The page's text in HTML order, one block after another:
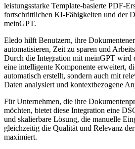
leistungsstarke Template-basierte PDF-
fortschrittlichen KI-Fähigkeiten und der
meinGPT.
Eledo hilft Benutzern, ihre
automatisieren, Zeit zu sparen und
Durch die Integration mit meinGPT wird
eine intelligente Komponente erweitert,
automatisch erstellt, sondern auch mit
Daten analysiert und kontextbezogene
Für Unternehmen, die ihre
möchten, bietet diese Integration eine
und skalierbare Lösung, die manuelle
gleichzeitig die Qualität und Relevanz
maximiert.